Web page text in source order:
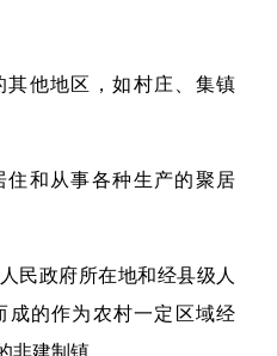
其他地区，如村庄、集镇
住和从事各种生产的聚居
民政府所在地和经县级人
成的作为农村一定区域经
非建制镇。